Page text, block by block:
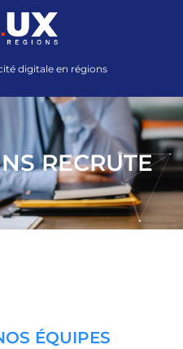
digitale en régions
RECRUTE
ÉQUIPES